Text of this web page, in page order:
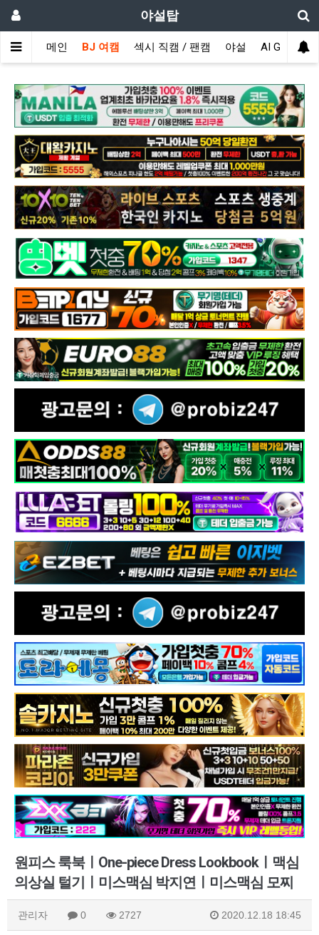
야설탑
메인 BJ 여캠 섹시 직캠 / 팬캠 야설 AI GIRL
원피스 룩북ㅣOne-piece Dress Lookbookㅣ맥심
의상실 털기ㅣ미스맥심 박지연ㅣ미스맥심 모찌
관리자 0 2727 2020.12.18 18:45